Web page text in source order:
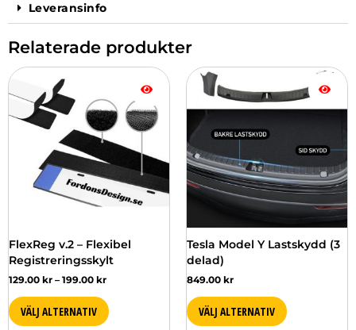
Leveransinfo
Relaterade produkter
FlexReg v.2 – Flexibel
Registreringsskylt
129.00 kr – 199.00 kr
Prisintervall:
129.00 kr
till
199.00 kr
VÄLJ ALTERNATIV
Den
här
produkten
har
varianter.
olika
alternativen
på
produktsidan
Tesla Model Y Lastskydd (3
delad)
849.00 kr
VÄLJ ALTERNATIV